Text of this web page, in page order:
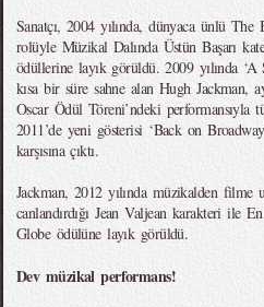
Sanatçı, 2004 yılında, dünyaca ünlü
rolüyle Müzikal Dalında Üstün Başarı
ödüllerine layık görüldü. 2009 yılında ‘A
kısa bir süre sahne alan Hugh Jackman,
Oscar Ödül Töreni’ndeki performansıyla
2011’de yeni gösterisi ‘Back on
karşısına çıktı.
Jackman, 2012 yılında müzikalden filme
canlandırdığı Jean Valjean karakteri ile
Globe ödülüne layık görüldü.
Dev müzikal performans!